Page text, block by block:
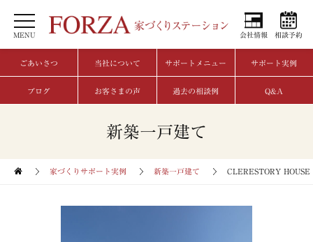
会社情報 相談予約
MENU
ごあいさつ 当社について サポートメニュー サポート実例
ブログ お客さまの声 過去の相談例 Q&A
新築一戸建て
家づくりサポート実例 新築一戸建て CLERESTORY HOUSE